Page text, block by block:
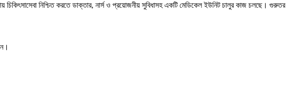
চিকিৎসাসেবা নিশ্চিত করতে ডাক্তার, নার্স ও প্রয়োজনীয় সুবিধাসহ একটি মেডিকেল ইউনিট চালুর কাজ চলছে। গুরুতর